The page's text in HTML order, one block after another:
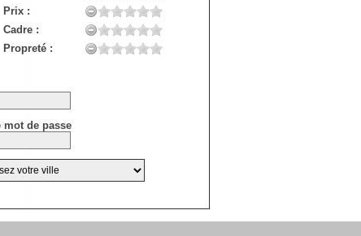
Prix :
Cadre :
Propreté :
de passe